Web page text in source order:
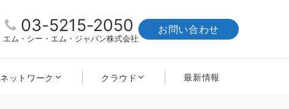
03-5215-2050
エム・シー・エム・ジャパン株式会社
お問い合わせ
ネットワーク クラウド 最新情報